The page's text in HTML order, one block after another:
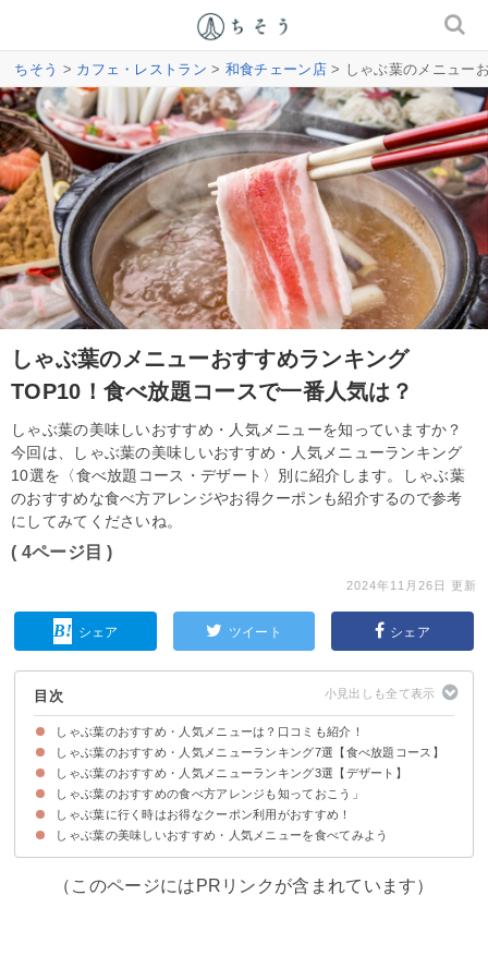
ちそう > カフェ・レストラン > 和食チェーン店> しゃぶ葉のメニュー
しゃぶ葉のメニューおすすめランキング
TOP10！食べ放題コースで一番人気は？
しゃぶ葉の美味しいおすすめ・人気メニューを知っていますか？
今回は、しゃぶ葉の美味しいおすすめ・人気メニューランキング
10選を〈食べ放題コース・デザート〉別に紹介します。しゃぶ葉
のおすすめな食べ方アレンジやお得クーポンも紹介するので参考
にしてみてくださいね。
( 4ページ目 )
2024年11月26日 更新
シェア ツイート シェア
目次
しゃぶ葉のおすすめ・人気メニューは？口コミも紹介！
しゃぶ葉のおすすめ・人気メニューランキング7選【食べ放題コース】
7位：【ランチ】店舗限定 三元豚3皿＆お野菜食べ放題セット（税込1099
円）
6位：【ディナー】九州黒豚＆希少部位牛みすじ 食べ放題コース（税込2749
円）
5位：【ディナー】国産牛＆九州黒豚＆希少部位牛みすじ 食べ放題コース
（税込3409円）
4位：【ランチ】店舗限定 三元豚食べ放題ランチ（税込1319円）
3位：【ランチ】三元豚バラ食べ放題コース（税込1319円）
2位：【ディナー】三元豚バラ肉食べ放題コース（税込1759円）
1位：【ディナー】牛2種＆三元豚 食べ放題コース（税込2309円）
しゃぶ葉のおすすめ・人気メニューランキング3選【デザート】
3位：ソフトクリーム
2位：ワッフル
1位：プリン
しゃぶ葉のおすすめの食べ方アレンジも知っておこう」
①薬味・タレを組み合わせてアレンジする
②食べ放題メニューを使って創作料理
しゃぶ葉に行く時はお得なクーポン利用がおすすめ！
しゃぶ葉の美味しいおすすめ・人気メニューを食べてみよう
（このページにはPRリンクが含まれています）